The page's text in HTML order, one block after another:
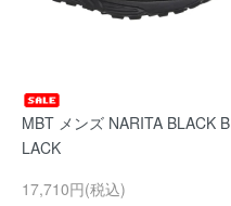
MBT メンズ NARITA BLACK B
LACK
17,710円(税込)